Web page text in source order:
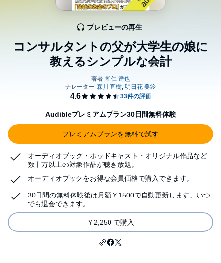
コンサルタントの父が大学生の娘に
教えるシンプルな会計
プレビューの再生
Audibleプレミアムプラン30日間無料体験
プレミアムプランを無料で試す
オーディオブック・ポッドキャスト・オリジナル作品など
数十万以上の対象作品が聴き放題。
オーディオブックをお得な会員価格で購入できます。
30日間の無料体験後は月額￥1500で自動更新します。いつ
でも退会できます。
￥2,250 で購入